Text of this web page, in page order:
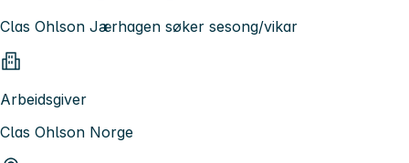
Clas Ohlson Jærhagen søker sesong/vikar
Arbeidsgiver
Clas Ohlson Norge